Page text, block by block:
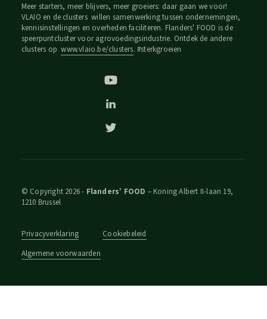
Meer starters, meer blijvers, meer groeiers: daar gaan we voor!
VLAIO en de clusters willen samenwerking tussen ondernemingen,
kennisinstellingen en overheden faciliteren. Flanders' FOOD is de
speerpuntcluster voor agrovoedingsindustrie. Ontdek de andere
clusters opwww.vlaio.be/clusters. #sterkgroeien
© Copyright 2026 - Flanders’ FOOD – Koning Albert II-laan 19,
1210 Brussel
Privacyverklaring
Cookiebeleid
Algemene voorwaarden